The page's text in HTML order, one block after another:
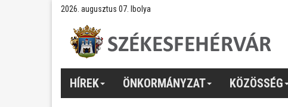
2026. augusztus 07. Ibolya
HÍREK ÖNKORMÁNYZAT KÖZÖSSÉG